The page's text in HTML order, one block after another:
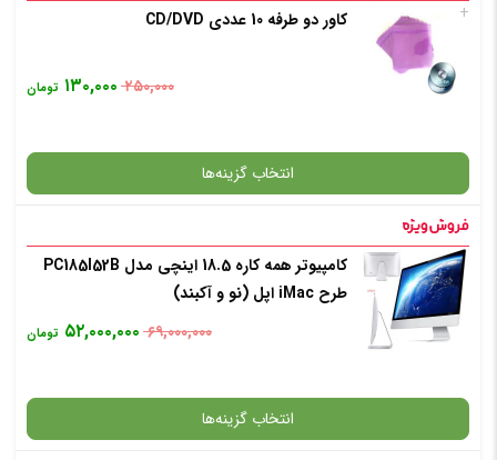
گارانتی
✧ چت با پشتیبان واتس آپ
+ کاور دو طرفه 10 عددی CD/DVD
۲۵۰,۰۰۰ ۱۳۰,۰۰۰ تومان
انتخاب گزینه‌ها
گارانتی
انتخاب رنگ: آبی
کامپیوتر همه کاره 18.5 اینچی مدل PC185I52B
طرح iMac اپل (نو و آکبند)
۶۹,۰۰۰,۰۰۰ ۵۲,۰۰۰,۰۰۰ تومان
انتخاب گزینه‌ها